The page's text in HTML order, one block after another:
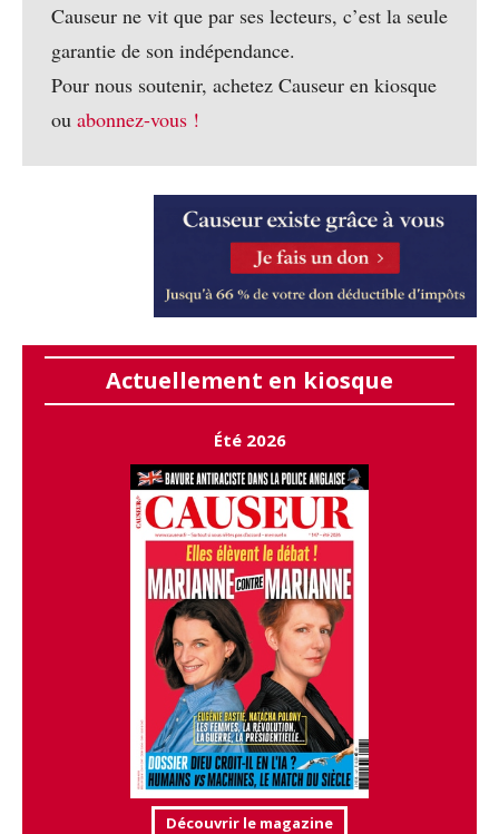
Causeur ne vit que par ses lecteurs, c’est la seule
garantie de son indépendance.
Pour nous soutenir, achetez Causeur en kiosque
ou abonnez-vous !
Actuellement en kiosque
Été 2026
Découvrir le magazine